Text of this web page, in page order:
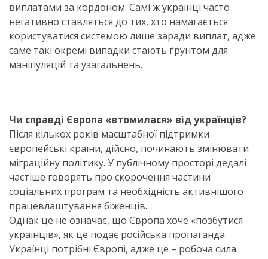
виплатами за кордоном. Самі ж українці часто
негативно ставляться до тих, хто намагається
користуватися системою лише заради виплат, адже
саме такі окремі випадки стають ґрунтом для
маніпуляцій та узагальнень.
Чи справді Європа «втомилася» від українців?
Після кількох років масштабної підтримки
європейські країни, дійсно, починають змінювати
міграційну політику. У публічному просторі дедалі
частіше говорять про скорочення частини
соціальних програм та необхідність активнішого
працевлаштування біженців.
Однак це не означає, що Європа хоче «позбутися
українців», як це подає російська пропаганда.
Українці потрібні Європі, адже це – робоча сила.